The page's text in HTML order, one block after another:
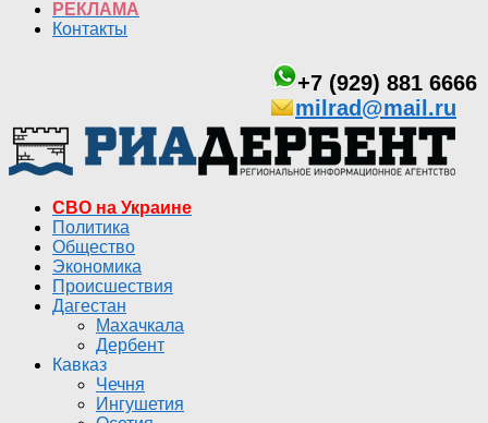
РЕКЛАМА
Контакты
+7 (929) 881 6666
milrad@mail.ru
СВО на Украине
Политика
Общество
Экономика
Происшествия
Дагестан
Махачкала
Дербент
Кавказ
Чечня
Ингушетия